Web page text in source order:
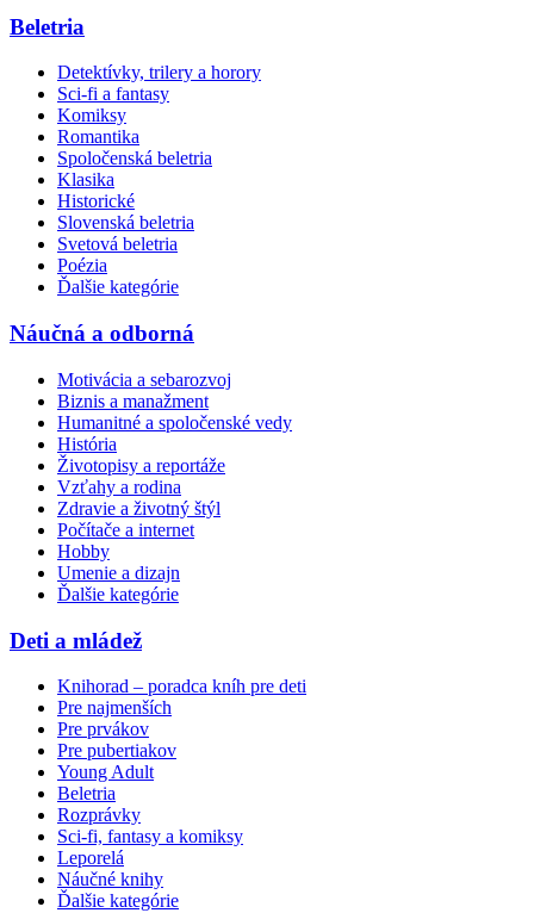
Beletria
Detektívky, trilery a horory
Sci-fi a fantasy
Komiksy
Romantika
Spoločenská beletria
Klasika
Historické
Slovenská beletria
Svetová beletria
Poézia
Ďalšie kategórie
Náučná a odborná
Motivácia a sebarozvoj
Biznis a manažment
Humanitné a spoločenské vedy
História
Životopisy a reportáže
Vzťahy a rodina
Zdravie a životný štýl
Počítače a internet
Hobby
Umenie a dizajn
Ďalšie kategórie
Deti a mládež
Knihorad – poradca kníh pre deti
Pre najmenších
Pre prvákov
Pre pubertiakov
Young Adult
Beletria
Rozprávky
Sci-fi, fantasy a komiksy
Leporelá
Náučné knihy
Ďalšie kategórie